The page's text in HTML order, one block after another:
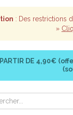
: Des restrictions
»
DE 4,90€